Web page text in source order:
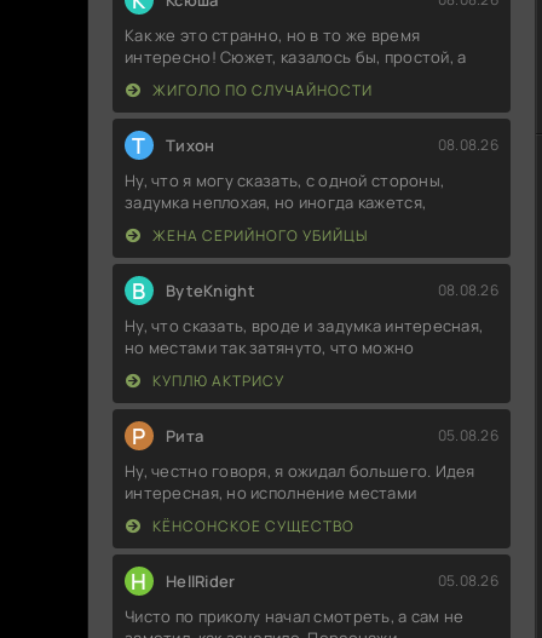
Как же это странно, но в то же время
интересно! Сюжет, казалось бы, простой, а
ЖИГОЛО ПО СЛУЧАЙНОСТИ
Т Тихон 08.08.26
Ну, что я могу сказать, с одной стороны,
задумка неплохая, но иногда кажется,
ЖЕНА СЕРИЙНОГО УБИЙЦЫ
B ByteKnight 08.08.26
Ну, что сказать, вроде и задумка интересная,
но местами так затянуто, что можно
КУПЛЮ АКТРИСУ
Р Рита 05.08.26
Ну, честно говоря, я ожидал большего. Идея
интересная, но исполнение местами
КЁНСОНСКОЕ СУЩЕСТВО
H HellRider 05.08.26
Чисто по приколу начал смотреть, а сам не